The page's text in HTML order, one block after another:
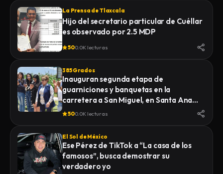
La Prensa de Tlaxcala
Hijo del secretario particular de Cuéllar
es observado por 2.5 MDP
500.0K lecturas
385 Grados
Inauguran segunda etapa de
guarniciones y banquetas en la
carretera a San Miguel, en Santa Ana
Nopalucan
500.0K lecturas
El Sol de México
Ese Pérez de TikTok a “La casa de los
famosos”, busca demostrar su
verdadero yo